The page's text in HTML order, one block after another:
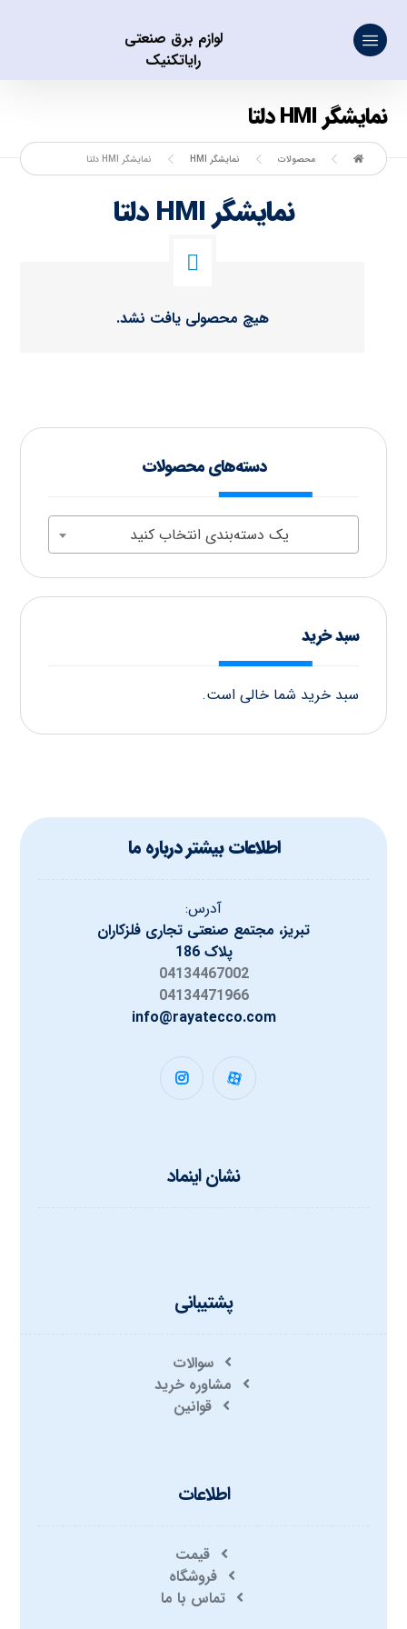
لوازم برق صنعتی
رایاتکنیک
نمایشگر HMI دلتا
محصولات نمایشگر HMI نمایشگر HMI دلتا
نمایشگر HMI دلتا
هیچ محصولی یافت نشد.
دسته‌های محصولات
یک دسته‌بندی انتخاب کنید
سبد خرید
سبد خرید شما خالی است.
اطلاعات بیشتر درباره ما
آدرس:
تبریز، مجتمع صنعتی تجاری فلزکاران
پلاک 186
04134467002
04134471966
info@rayatecco.com
نشان اینماد
پشتیبانی
سوالات
مشاوره خرید
قوانین
اطلاعات
قیمت
فروشگاه
تماس با ما